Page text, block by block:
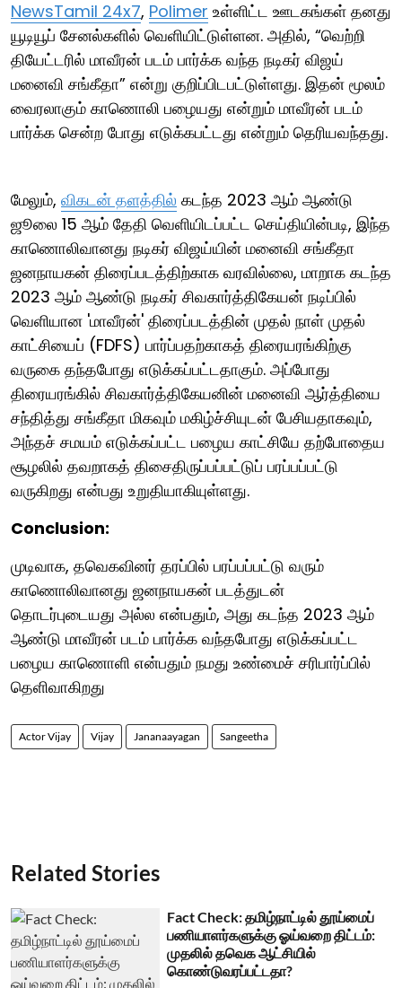
NewsTamil 24x7, Polimer உள்ளிட்ட ஊடகங்கள் தனது
யூடியூப் சேனல்களில் வெளியிட்டுள்ளன. அதில், “வெற்றி
தியேட்டரில் மாவீரன் படம் பார்க்க வந்த நடிகர் விஜய்
மனைவி சங்கீதா” என்று குறிப்பிடபட்டுள்ளது. இதன் மூலம்
வைரலாகும் காணொலி பழையது என்றும் மாவீரன் படம்
பார்க்க சென்ற போது எடுக்கபட்டது என்றும் தெரியவந்தது.
மேலும், விகடன் தளத்தில் கடந்த 2023 ஆம் ஆண்டு
ஜூலை 15 ஆம் தேதி வெளியிடப்பட்ட செய்தியின்படி, இந்த
காணொலிவானது நடிகர் விஜய்யின் மனைவி சங்கீதா
ஜனநாயகன் திரைப்படத்திற்காக வரவில்லை, மாறாக கடந்த
2023 ஆம் ஆண்டு நடிகர் சிவகார்த்திகேயன் நடிப்பில்
வெளியான 'மாவீரன்' திரைப்படத்தின் முதல் நாள் முதல்
காட்சியைப் (FDFS) பார்ப்பதற்காகத் திரையரங்கிற்கு
வருகை தந்தபோது எடுக்கப்பட்டதாகும். அப்போது
திரையரங்கில் சிவகார்த்திகேயனின் மனைவி ஆர்த்தியை
சந்தித்து சங்கீதா மிகவும் மகிழ்ச்சியுடன் பேசியதாகவும்,
அந்தச் சமயம் எடுக்கப்பட்ட பழைய காட்சியே தற்போதைய
சூழலில் தவறாகத் திசைதிருப்பப்பட்டுப் பரப்பப்பட்டு
வருகிறது என்பது உறுதியாகியுள்ளது.
Conclusion:
முடிவாக, தவெகவினர் தரப்பில் பரப்பப்பட்டு வரும்
காணொலிவானது ஜனநாயகன் படத்துடன்
தொடர்புடையது அல்ல என்பதும், அது கடந்த 2023 ஆம்
ஆண்டு மாவீரன் படம் பார்க்க வந்தபோது எடுக்கப்பட்ட
பழைய காணொளி என்பதும் நமது உண்மைச் சரிபார்ப்பில்
தெளிவாகிறது
Actor Vijay Vijay Jananaayagan Sangeetha
Related Stories
Fact Check: தமிழ்நாட்டில் தூய்மைப்
பணியாளர்களுக்கு ஓய்வறை திட்டம்:
முதலில் தவெக ஆட்சியில்
கொண்டுவரப்பட்டதா?